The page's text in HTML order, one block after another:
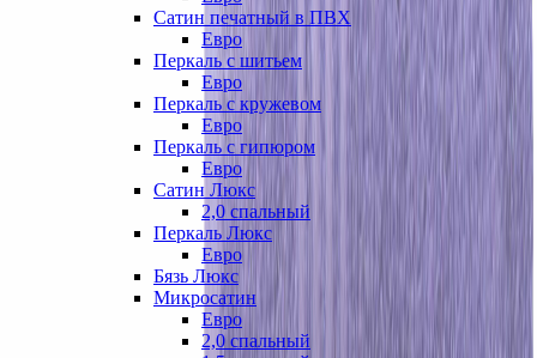
Сатин печатный в ПВХ
Евро
Перкаль с шитьем
Евро
Перкаль с кружевом
Евро
Перкаль с гипюром
Евро
Сатин Люкс
2,0 спальный
Перкаль Люкс
Евро
Бязь Люкс
Микросатин
Евро
2,0 спальный